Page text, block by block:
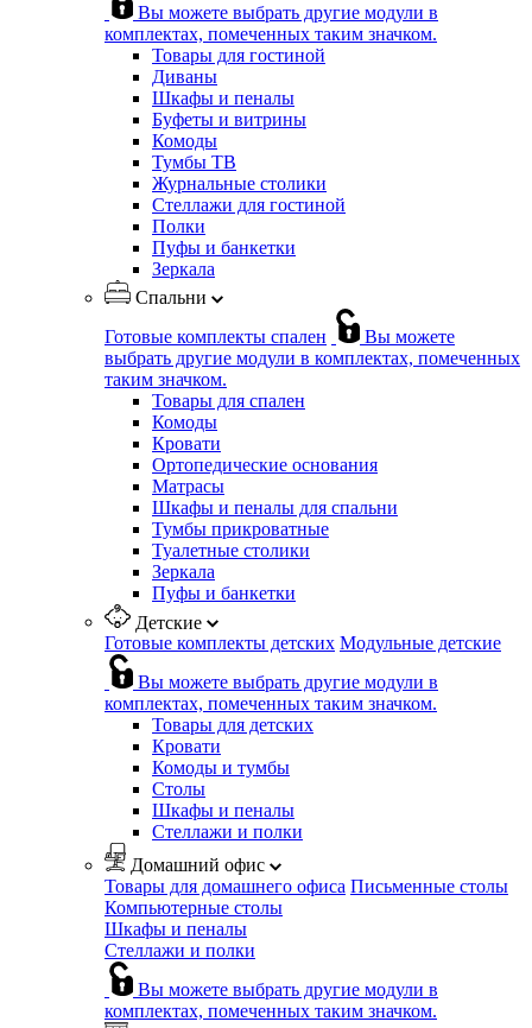
Вы можете выбрать другие модули в
комплектах, помеченных таким значком.
Товары для гостиной
Диваны
Шкафы и пеналы
Буфеты и витрины
Комоды
Тумбы ТВ
Журнальные столики
Стеллажи для гостиной
Полки
Пуфы и банкетки
Зеркала
Спальни
Готовые комплекты спален
Вы можете
выбрать другие модули в комплектах, помеченных
таким значком.
Товары для спален
Комоды
Кровати
Ортопедические основания
Матрасы
Шкафы и пеналы для спальни
Тумбы прикроватные
Туалетные столики
Зеркала
Пуфы и банкетки
Детские
Готовые комплекты детских Модульные детские
Вы можете выбрать другие модули в
комплектах, помеченных таким значком.
Товары для детских
Кровати
Комоды и тумбы
Столы
Шкафы и пеналы
Стеллажи и полки
Домашний офис
Товары для домашнего офиса Письменные столы
Компьютерные столы
Шкафы и пеналы
Стеллажи и полки
Вы можете выбрать другие модули в
комплектах, помеченных таким значком.